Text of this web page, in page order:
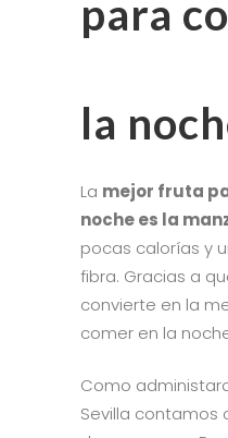
para
la
La mejor fruta
noche es la
pocas calorías y
fibra. Gracias a
convierte en la
comer en la
Como
Sevilla contamos